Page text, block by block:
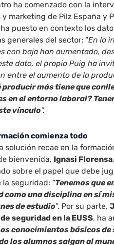
ha comenzado con la
marketing de Pilz España y
puesto en contexto los
generales del sector: “En la
con baja han aumentado,
dato, el propio Puig ha
entre el aumento de la
producir más tiene que
en el entorno laboral?
vínculo”.
comienza todo
solución recae en la
bienvenida, Ignasi Florensa
sobre el papel que debe
seguridad: “Tenemos que
como una disciplina en sí
de estudio”. Por su parte,
seguridad en la EUSS, ha
conocimientos básicos
los alumnos salgan al